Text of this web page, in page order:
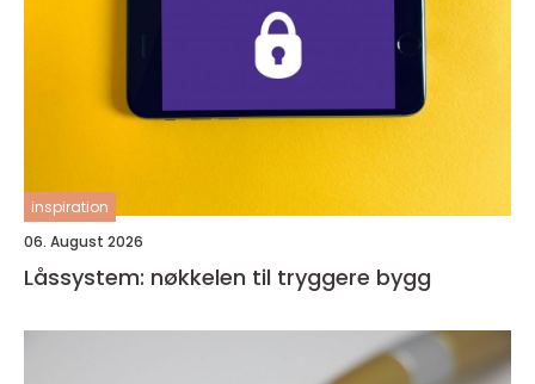
inspiration
06. August 2026
Låssystem: nøkkelen til tryggere bygg